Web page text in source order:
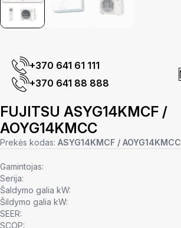
+370 641 61 111
+370 641 88 888
FUJITSU ASYG14KMCF /
AOYG14KMCC
Prekės kodas: ASYG14KMCF / AOYG14KMCC
Gamintojas:
Serija:
Šaldymo galia kW:
Šildymo galia kW:
SEER:
SCOP: